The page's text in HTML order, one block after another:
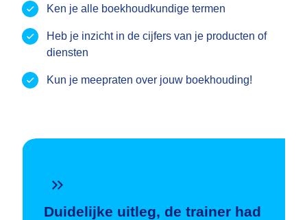
Ken je alle boekhoudkundige termen
Heb je inzicht in de cijfers van je producten of
diensten
Kun je meepraten over jouw boekhouding!
Duidelijke uitleg, de trainer had